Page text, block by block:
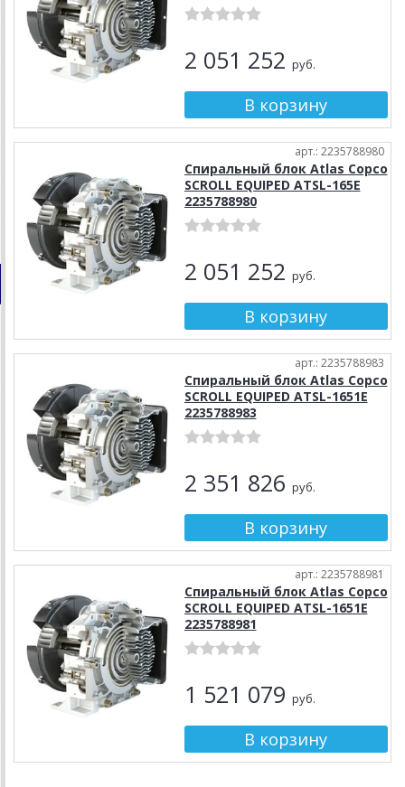
2 051 252 руб.
арт.: 2235788980
Спиральный блок Atlas Copco
SCROLL EQUIPED ATSL-165E
2235788980
2 051 252 руб.
арт.: 2235788983
Спиральный блок Atlas Copco
SCROLL EQUIPED ATSL-1651E
2235788983
2 351 826 руб.
арт.: 2235788981
Спиральный блок Atlas Copco
SCROLL EQUIPED ATSL-1651E
2235788981
1 521 079 руб.